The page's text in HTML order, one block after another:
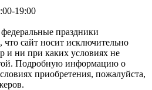
19:00
праздники
сайт носит исключительно
и ни при каких условиях не
Подробную информацию о
приобретения, пожалуйста,